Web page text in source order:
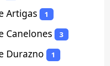
Artigas 1
Canelones 3
Durazno 1